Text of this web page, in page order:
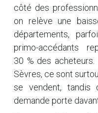
côté des
on relève une
départements,
primo-accédants
30 % des
Sèvres, ce sont
se vendent, tandis
demande porte